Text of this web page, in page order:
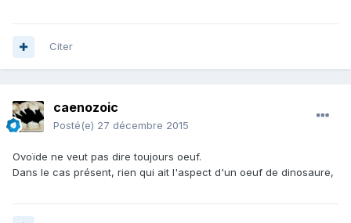
Citer
caenozoic
Posté(e) 27 décembre 2015
Ovoïde ne veut pas dire toujours oeuf.
Dans le cas présent, rien qui ait l'aspect d'un oeuf de dinosaure,